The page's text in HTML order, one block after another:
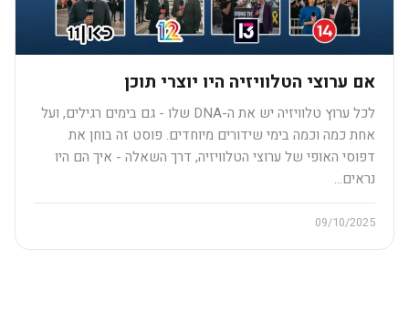
אם ערוצי הטלוויזיה היו יוצרי תוכן
לכל ערוץ טלוויזיה יש את ה-DNA שלו - גם בימים רגילים, ועל
אחת כמה וכמה בימי שידורים מיוחדים. פוסט זה בוחן את
דפוסי האופי של ערוצי הטלוויזיה, דרך השאלה - איך הם היו
נראים…
09/10/2025